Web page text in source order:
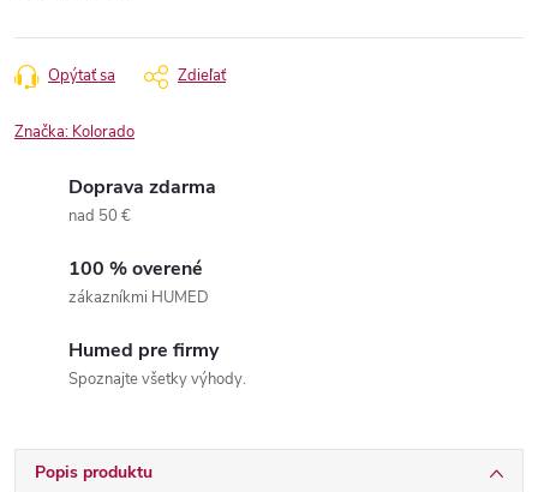
cena:
Opýtať sa Zdieľať
Značka: Kolorado
Doprava zdarma
nad 50 €
100 % overené
zákazníkmi HUMED
Humed pre firmy
Spoznajte všetky výhody.
Popis produktu